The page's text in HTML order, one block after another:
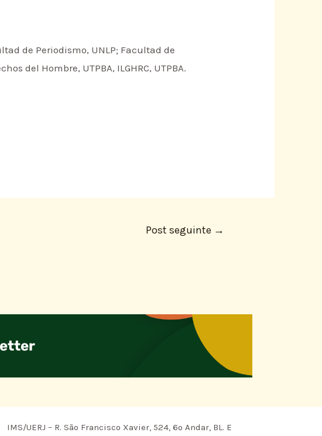
de Periodismo, UNLP; Facultad de
del Hombre, UTPBA, ILGHRC, UTPBA.
Post seguinte →
IMS/UERJ – R. São Francisco Xavier, 524, 6º Andar, BL. E